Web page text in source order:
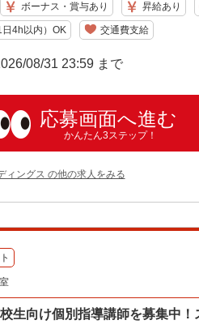
ボーナス・賞与あり 昇給あり
4h以内）OK 交通費支給
08/31 23:59 まで
応募画面へ進む
かんたん3ステップ！
ィングス の他の求人をみる
生向け個別指導講師を募集中